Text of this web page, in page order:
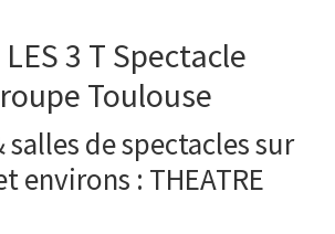
LES 3 T Spectacle
Toulouse
salles de spectacles sur
environs : THEATRE